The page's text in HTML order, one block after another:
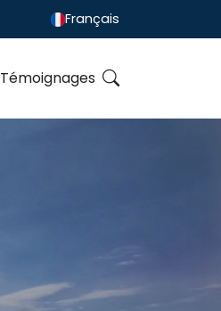
Français
Témoignages